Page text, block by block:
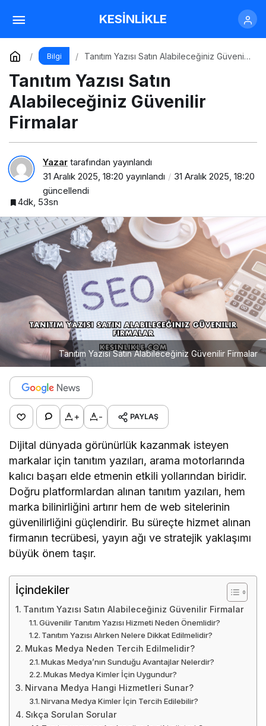
KESİNLİKLE
Bilgi
Tanıtım Yazısı Satın Alabileceğiniz Güvenilir
Tanıtım Yazısı Satın
Alabileceğiniz Güvenilir
Firmalar
Yazar tarafından yayınlandı
31 Aralık 2025, 18:20 yayınlandı
31 Aralık 2025, 18:20
güncellendi
4dk, 53sn
Tanıtım Yazısı Satın Alabileceğiniz Güvenilir Firmalar
+ - PAYLAŞ
Dijital dünyada görünürlük kazanmak isteyen
markalar için tanıtım yazıları, arama motorlarında
kalıcı başarı elde etmenin etkili yollarından biridir.
Doğru platformlardan alınan tanıtım yazıları, hem
marka bilinirliğini artırır hem de web sitelerinin
güvenilirliğini güçlendirir. Bu süreçte hizmet alınan
firmanın tecrübesi, yayın ağı ve stratejik yaklaşımı
büyük önem taşır.
İçindekiler
Tanıtım Yazısı Satın Alabileceğiniz Güvenilir Firmalar
Güvenilir Tanıtım Yazısı Hizmeti Neden Önemlidir?
Tanıtım Yazısı Alırken Nelere Dikkat Edilmelidir?
Mukas Medya Neden Tercih Edilmelidir?
Mukas Medya’nın Sunduğu Avantajlar Nelerdir?
Mukas Medya Kimler İçin Uygundur?
Nirvana Medya Hangi Hizmetleri Sunar?
Nirvana Medya Kimler İçin Tercih Edilebilir?
Sıkça Sorulan Sorular
Tanıtım Yazısı Satın Alabileceğiniz En İyi
Firmalar
Yorum Yap